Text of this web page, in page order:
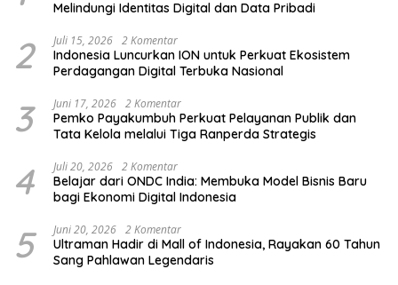
Melindungi Identitas Digital dan Data Pribadi
2 Juli 15, 2026 2 Komentar
Indonesia Luncurkan ION untuk Perkuat Ekosistem
Perdagangan Digital Terbuka Nasional
3 Juni 17, 2026 2 Komentar
Pemko Payakumbuh Perkuat Pelayanan Publik dan
Tata Kelola melalui Tiga Ranperda Strategis
4 Juli 20, 2026 2 Komentar
Belajar dari ONDC India: Membuka Model Bisnis Baru
bagi Ekonomi Digital Indonesia
5 Juni 20, 2026 2 Komentar
Ultraman Hadir di Mall of Indonesia, Rayakan 60 Tahun
Sang Pahlawan Legendaris